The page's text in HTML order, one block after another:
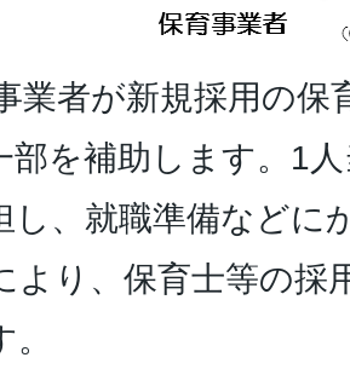
業者が新規採用の保
部を補助します。1
し、就職準備などに
より、保育士等の採